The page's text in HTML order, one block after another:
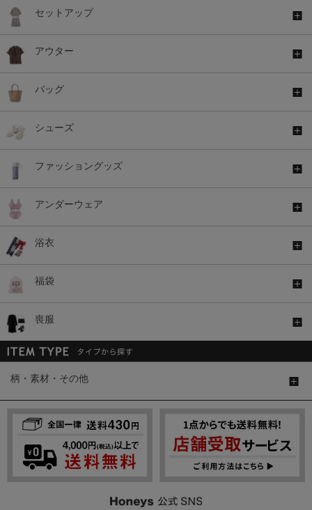
セットアップ
アウター
バッグ
シューズ
ファッショングッズ
アンダーウェア
浴衣
福袋
喪服
柄・素材・その他